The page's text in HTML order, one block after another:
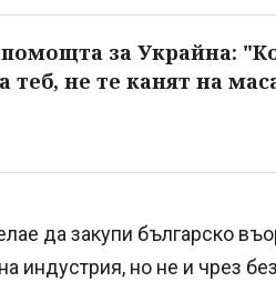
за Украйна:
теб, не те канят на
да закупи българско
индустрия, но не и чрез